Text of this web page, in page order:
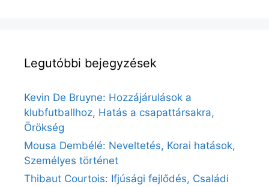
Legutóbbi bejegyzések
Kevin De Bruyne: Hozzájárulások a
klubfutballhoz, Hatás a csapattársakra,
Örökség
Mousa Dembélé: Neveltetés, Korai hatások,
Személyes történet
Thibaut Courtois: Ifjúsági fejlődés, Családi